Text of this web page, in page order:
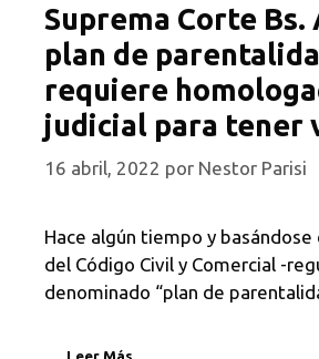
Suprema Corte Bs.
plan de
requiere
judicial para tener
16 abril, 2022 por Nestor Parisi
Hace algún tiempo y
del Código Civil y Comercial -
denominado “plan de
Leer Más